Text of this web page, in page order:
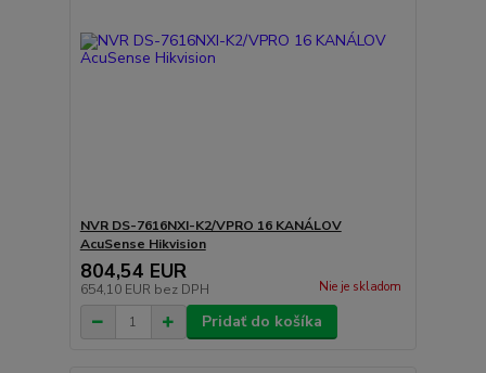
NVR DS-7616NXI-K2/VPRO 16 KANÁLOV
AcuSense Hikvision
804,54 EUR
654,10 EUR bez DPH Nie je skladom
Pridať do košíka